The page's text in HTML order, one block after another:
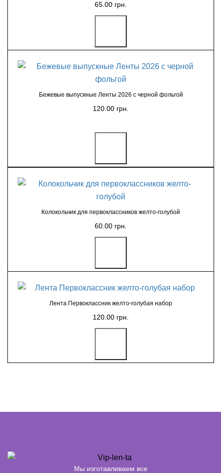
65.00 грн.
Бежевые выпускные Ленты 2026 с черной фольгой
120.00 грн.
Колокольчик для первоклассников желто-голубой
60.00 грн.
Лента Первоклассник желто-голубая набор
120.00 грн.
Мы изготавливаем все